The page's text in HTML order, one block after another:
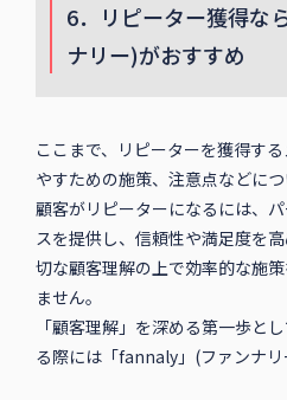
6．リピーター獲得な
ナリー)がおすすめ
ここまで、リピーターを獲得す
やすための施策、注意点などにつ
顧客がリピーターになるには、
スを提供し、信頼性や満足度を
切な顧客理解の上で効率的な施
ません。
「顧客理解」を深める第一歩と
る際には「fannaly」(ファンナリ